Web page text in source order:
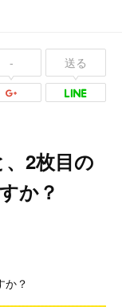
- 送る
2枚目の
か？
か？